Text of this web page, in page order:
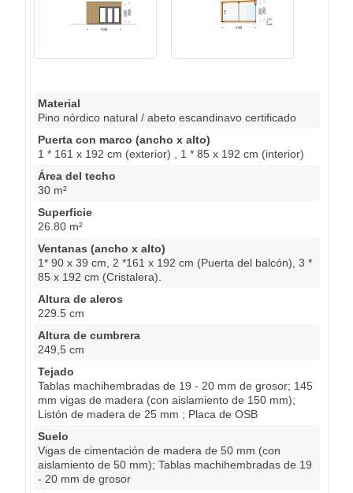
Material
Pino nórdico natural / abeto escandinavo certificado
Puerta con marco (ancho x alto)
1 * 161 x 192 cm (exterior) , 1 * 85 x 192 cm (interior)
Área del techo
30 m²
Superficie
26.80 m²
Ventanas (ancho x alto)
1* 90 x 39 cm, 2 *161 x 192 cm (Puerta del balcón), 3 *
85 x 192 cm (Cristalera).
Altura de aleros
229.5 cm
Altura de cumbrera
249,5 cm
Tejado
Tablas machihembradas de 19 - 20 mm de grosor; 145
mm vigas de madera (con aislamiento de 150 mm);
Listón de madera de 25 mm ; Placa de OSB
Suelo
Vigas de cimentación de madera de 50 mm (con
aislamiento de 50 mm); Tablas machihembradas de 19
- 20 mm de grosor